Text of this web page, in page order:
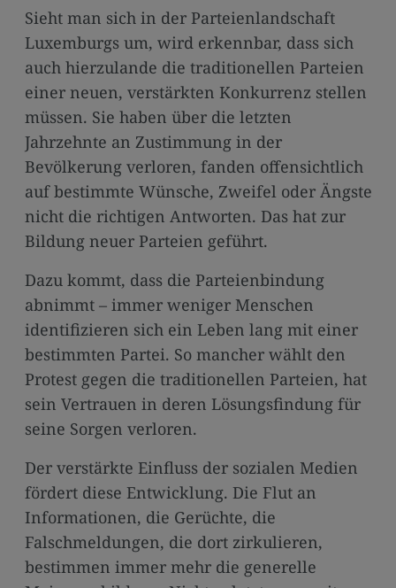
Sieht man sich in der Parteienlandschaft
Luxemburgs um, wird erkennbar, dass sich
auch hierzulande die traditionellen Parteien
einer neuen, verstärkten Konkurrenz stellen
müssen. Sie haben über die letzten
Jahrzehnte an Zustimmung in der
Bevölkerung verloren, fanden offensichtlich
auf bestimmte Wünsche, Zweifel oder Ängste
nicht die richtigen Antworten. Das hat zur
Bildung neuer Parteien geführt.
Dazu kommt, dass die Parteienbindung
abnimmt – immer weniger Menschen
identifizieren sich ein Leben lang mit einer
bestimmten Partei. So mancher wählt den
Protest gegen die traditionellen Parteien, hat
sein Vertrauen in deren Lösungsfindung für
seine Sorgen verloren.
Der verstärkte Einfluss der sozialen Medien
fördert diese Entwicklung. Die Flut an
Informationen, die Gerüchte, die
Falschmeldungen, die dort zirkulieren,
bestimmen immer mehr die generelle